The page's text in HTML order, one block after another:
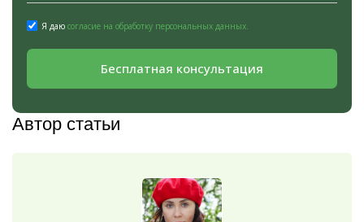
Я даю согласие на обработку персональных данных.
Бесплатная консультация
Автор статьи